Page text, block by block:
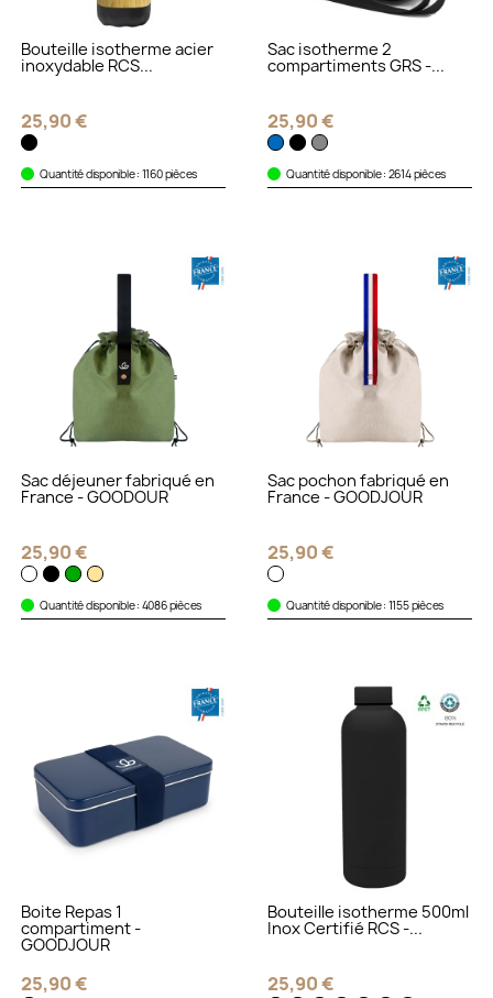
Bouteille isotherme acier
inoxydable RCS...
25,90 €
Quantité disponible : 1160 pièces
Sac isotherme 2
compartiments GRS -...
25,90 €
Quantité disponible : 2614 pièces
Sac déjeuner fabriqué en
France - GOODOUR
25,90 €
Quantité disponible : 4086 pièces
Sac pochon fabriqué en
France - GOODJOUR
25,90 €
Quantité disponible : 1155 pièces
Boite Repas 1
compartiment -
GOODJOUR
25,90 €
Bouteille isotherme 500ml
Inox Certifié RCS -...
25,90 €